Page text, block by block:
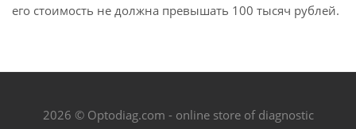
его стоимость не должна превышать 100 тысяч рублей.
2026 © Optodiag.com - online store of diagnostic